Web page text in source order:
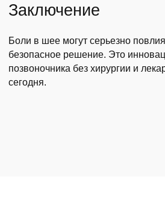
Заключение
Боли в шее могут серьезно
безопасное решение. Это
позвоночника без хирургии и
сегодня.